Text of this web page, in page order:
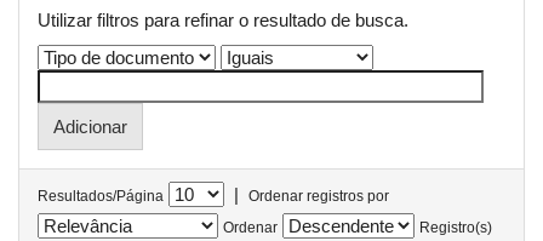
Utilizar filtros para refinar o resultado de busca.
Resultados/Página |
Ordenar registros por
Ordenar
Registro(s)